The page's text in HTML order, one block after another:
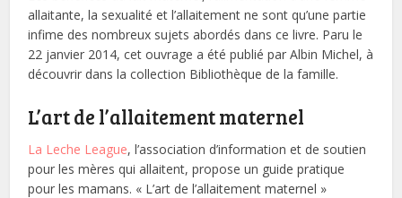
allaitante, la sexualité et l’allaitement ne sont qu’une partie
infime des nombreux sujets abordés dans ce livre. Paru le
22 janvier 2014, cet ouvrage a été publié par Albin Michel, à
découvrir dans la collection Bibliothèque de la famille.
L’art de l’allaitement maternel
La Leche League, l’association d’information et de soutien
pour les mères qui allaitent, propose un guide pratique
pour les mamans. « L’art de l’allaitement maternel »